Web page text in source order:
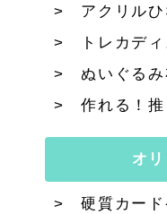
アクリル
トレカデ
ぬいぐるみ
作れる！
オ
硬質カー